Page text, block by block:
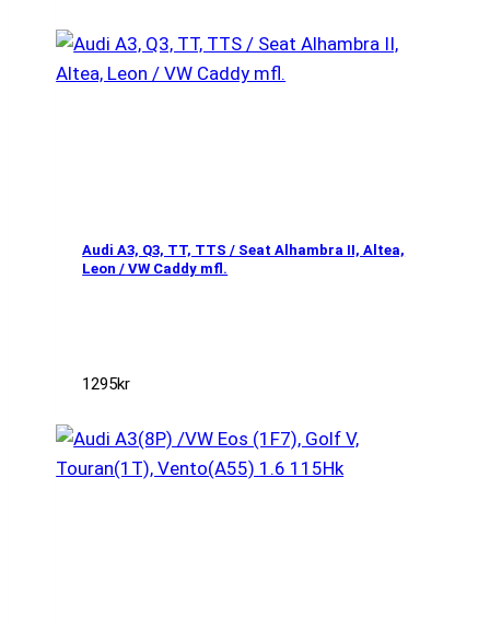
Audi A3, Q3, TT, TTS / Seat Alhambra II, Altea,
Leon / VW Caddy mfl.
1295kr